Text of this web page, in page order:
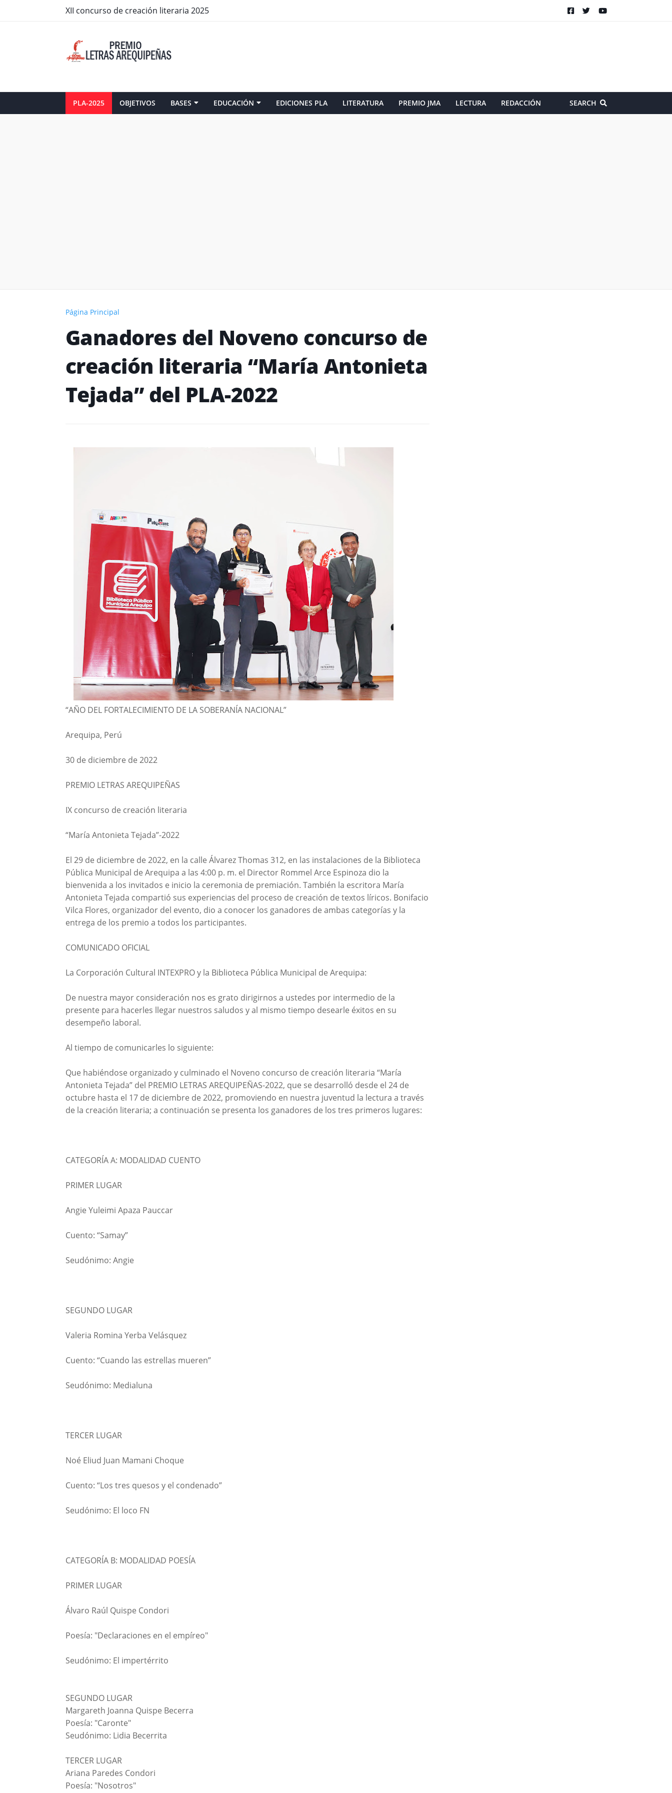
XII concurso de creación literaria 2025
PLA-2025 OBJETIVOS BASES EDUCACIÓN EDICIONES PLA LITERATURA PREMIO JMA LECTURA REDACCIÓN SEARCH
Página Principal
Ganadores del Noveno concurso de
creación literaria “María Antonieta
Tejada” del PLA-2022
“AÑO DEL FORTALECIMIENTO DE LA SOBERANÍA NACIONAL”
Arequipa, Perú
30 de diciembre de 2022
PREMIO LETRAS AREQUIPEÑAS
IX concurso de creación literaria
“María Antonieta Tejada”-2022
El 29 de diciembre de 2022, en la calle Álvarez Thomas 312, en las instalaciones de la Biblioteca
Pública Municipal de Arequipa a las 4:00 p. m. el Director Rommel Arce Espinoza dio la
bienvenida a los invitados e inicio la ceremonia de premiación. También la escritora María
Antonieta Tejada compartió sus experiencias del proceso de creación de textos líricos. Bonifacio
Vilca Flores, organizador del evento, dio a conocer los ganadores de ambas categorías y la
entrega de los premio a todos los participantes.
COMUNICADO OFICIAL
La Corporación Cultural INTEXPRO y la Biblioteca Pública Municipal de Arequipa:
De nuestra mayor consideración nos es grato dirigirnos a ustedes por intermedio de la
presente para hacerles llegar nuestros saludos y al mismo tiempo desearle éxitos en su
desempeño laboral.
Al tiempo de comunicarles lo siguiente:
Que habiéndose organizado y culminado el Noveno concurso de creación literaria “María
Antonieta Tejada” del PREMIO LETRAS AREQUIPEÑAS-2022, que se desarrolló desde el 24 de
octubre hasta el 17 de diciembre de 2022, promoviendo en nuestra juventud la lectura a través
de la creación literaria; a continuación se presenta los ganadores de los tres primeros lugares:
CATEGORÍA A: MODALIDAD CUENTO
PRIMER LUGAR
Angie Yuleimi Apaza Pauccar
Cuento: “Samay”
Seudónimo: Angie
SEGUNDO LUGAR
Valeria Romina Yerba Velásquez
Cuento: “Cuando las estrellas mueren”
Seudónimo: Medialuna
TERCER LUGAR
Noé Eliud Juan Mamani Choque
Cuento: “Los tres quesos y el condenado”
Seudónimo: El loco FN
CATEGORÍA B: MODALIDAD POESÍA
PRIMER LUGAR
Álvaro Raúl Quispe Condori
Poesía: "Declaraciones en el empíreo"
Seudónimo: El impertérrito
SEGUNDO LUGAR
Margareth Joanna Quispe Becerra
Poesía: "Caronte"
Seudónimo: Lidia Becerrita
TERCER LUGAR
Ariana Paredes Condori
Poesía: "Nosotros"